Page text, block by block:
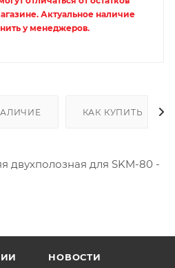
Актуальное наличие
у менеджеров.
КАК КУПИТЬ
двухполозная для SKM-80 -
НОВОСТИ